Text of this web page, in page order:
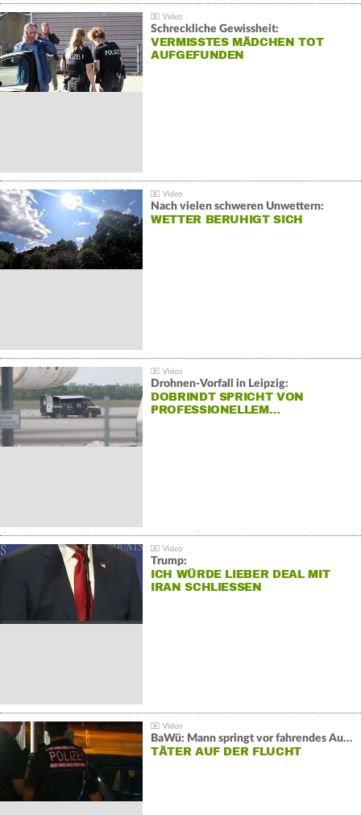
Schreckliche Gewissheit:
VERMISSTES MÄDCHEN TOT
AUFGEFUNDEN
Nach vielen schweren Unwettern:
WETTER BERUHIGT SICH
Drohnen-Vorfall in Leipzig:
DOBRINDT SPRICHT VON
PROFESSIONELLEM…
Trump:
ICH WÜRDE LIEBER DEAL MIT
IRAN SCHLIESSEN
BaWü: Mann springt vor fahrendes Auto und schießt
TÄTER AUF DER FLUCHT